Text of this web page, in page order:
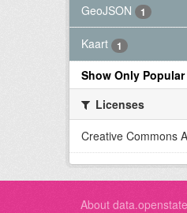
GeoJSON
1
Kaart 1
Show Only
Licenses
Creative Commons
About